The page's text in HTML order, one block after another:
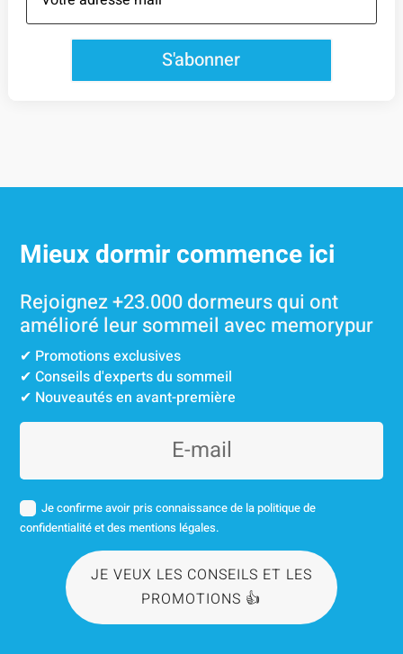
S'abonner
Mieux dormir commence ici
Rejoignez +23.000 dormeurs qui ont
amélioré leur sommeil avec memorypur
✔︎ Promotions exclusives
✔︎ Conseils d'experts du sommeil
✔︎ Nouveautés en avant-première
Je confirme avoir pris connaissance de la politique de
confidentialité et des mentions légales.
JE VEUX LES CONSEILS ET LES
PROMOTIONS 👍